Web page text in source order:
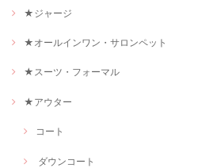
★ジャージ
★オールインワン・サロンペット
★スーツ・フォーマル
★アウター
コート
ダウンコート